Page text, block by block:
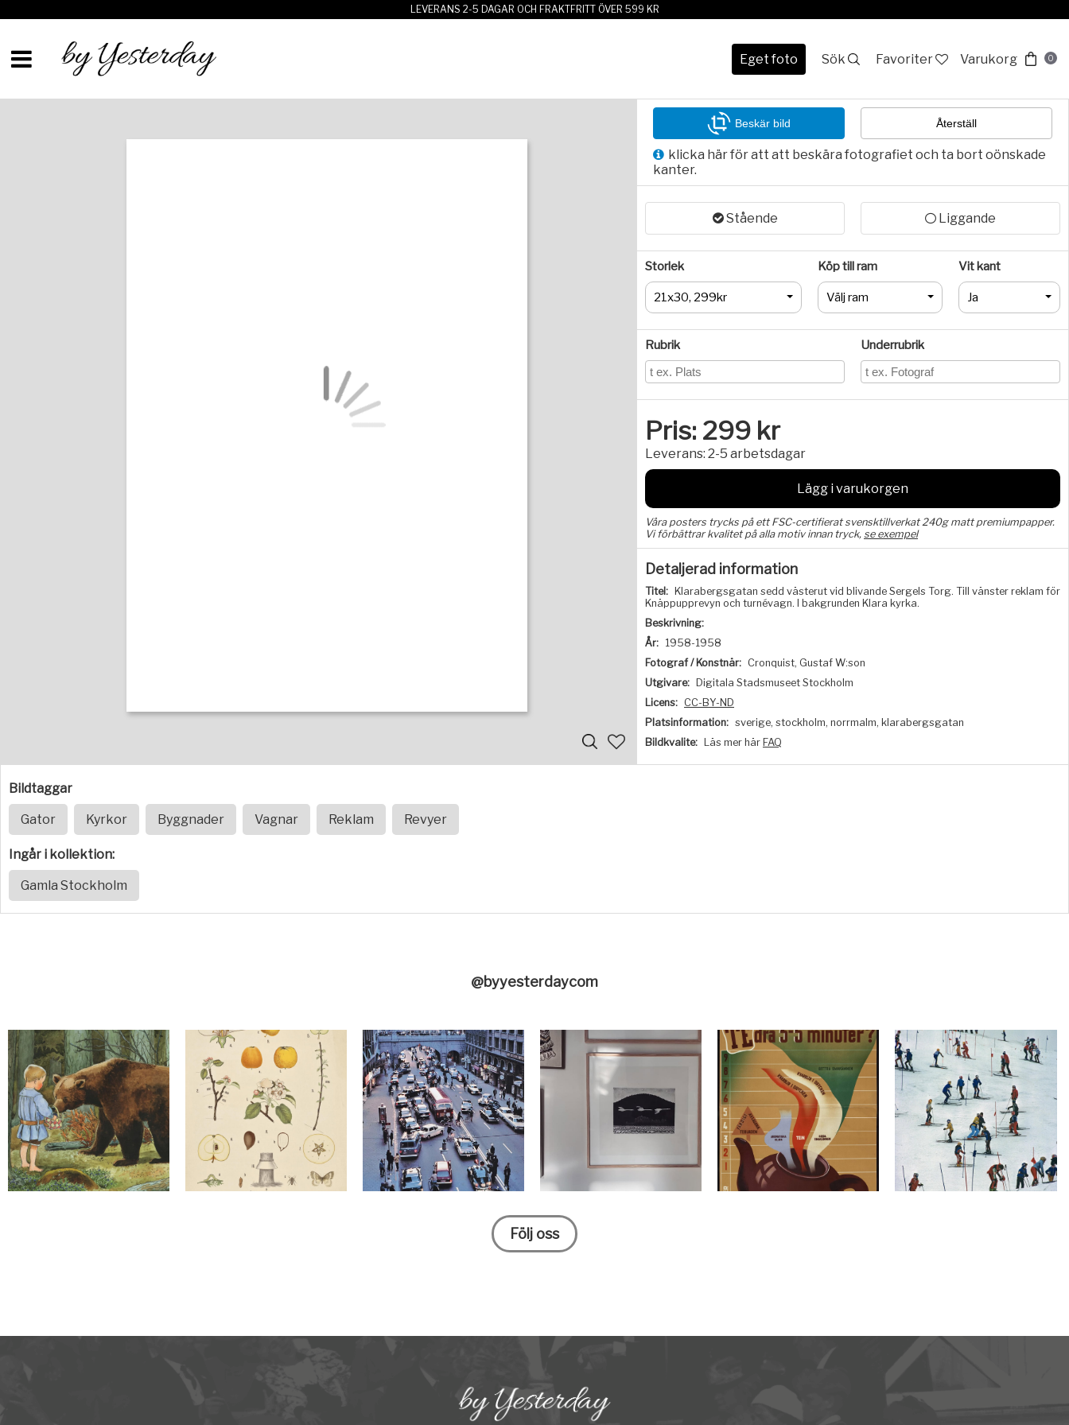
LEVERANS 2-5 DAGAR OCH FRAKTFRITT ÖVER 599 KR
Eget foto Sök Favoriter Varukorg 0
Beskär bild Återställ
klicka här för att att beskära fotografiet och ta bort oönskade
kanter.
Stående Liggande
Storlek
21x30, 299kr
Köp till ram
Välj ram
Vit kant
Ja
Rubrik Underrubrik
Pris: 299 kr
Leverans: 2-5 arbetsdagar
Lägg i varukorgen
Våra posters trycks på ett FSC-certifierat svensktillverkat 240g matt premiumpapper.
Vi förbättrar kvalitet på alla motiv innan tryck, se exempel
Detaljerad information
Titel:
Klarabergsgatan sedd västerut vid blivande Sergels Torg. Till vänster reklam för
Knäppupprevyn och turnévagn. I bakgrunden Klara kyrka.
Beskrivning:
År: 1958-1958
Fotograf / Konstnär: Cronquist, Gustaf W:son
Utgivare:
Digitala Stadsmuseet Stockholm
Licens: CC-BY-ND
Platsinformation: sverige, stockholm, norrmalm, klarabergsgatan
Bildkvalite:
Läs mer här FAQ
Bildtaggar
Gator Kyrkor Byggnader Vagnar Reklam Revyer
Ingår i kollektion:
Gamla Stockholm
@byyesterdaycom
Följ oss